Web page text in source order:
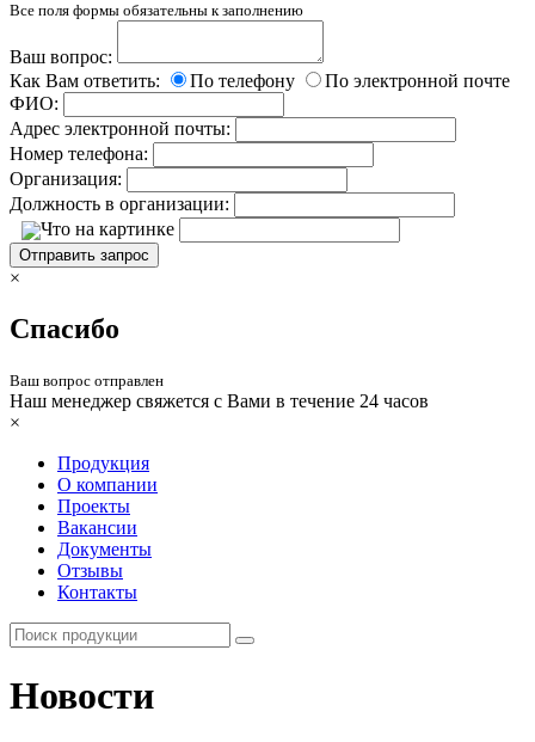
Все поля формы обязательны к заполнению
Ваш вопрос:
Как Вам ответить:
По телефону
По электронной почте
ФИО:
Адрес электронной почты:
Номер телефона:
Организация:
Должность в организации:
Что на картинке
Отправить запрос
×
Спасибо
Ваш вопрос отправлен
Наш менеджер свяжется с Вами в течение 24 часов
×
Продукция
О компании
Проекты
Вакансии
Документы
Отзывы
Контакты
Новости